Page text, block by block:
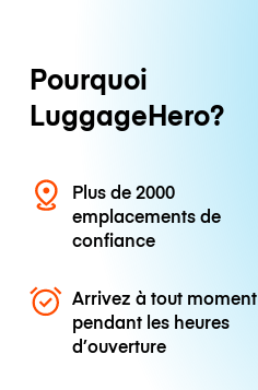
Pourquoi
LuggageHero?
Plus de 2000
emplacements de
confiance
Arrivez à tout moment
pendant les heures
d’ouverture